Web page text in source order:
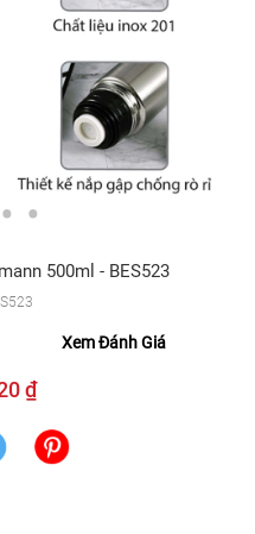
500ml - BES523
Xem Đánh Giá
₫